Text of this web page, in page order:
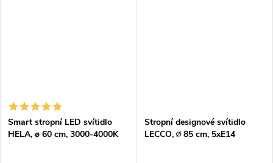
Smart stropní LED svítidlo
HELA, ø 60 cm, 3000-4000K
Stropní designové svítidlo
LECCO, ∅ 85 cm, 5xE14